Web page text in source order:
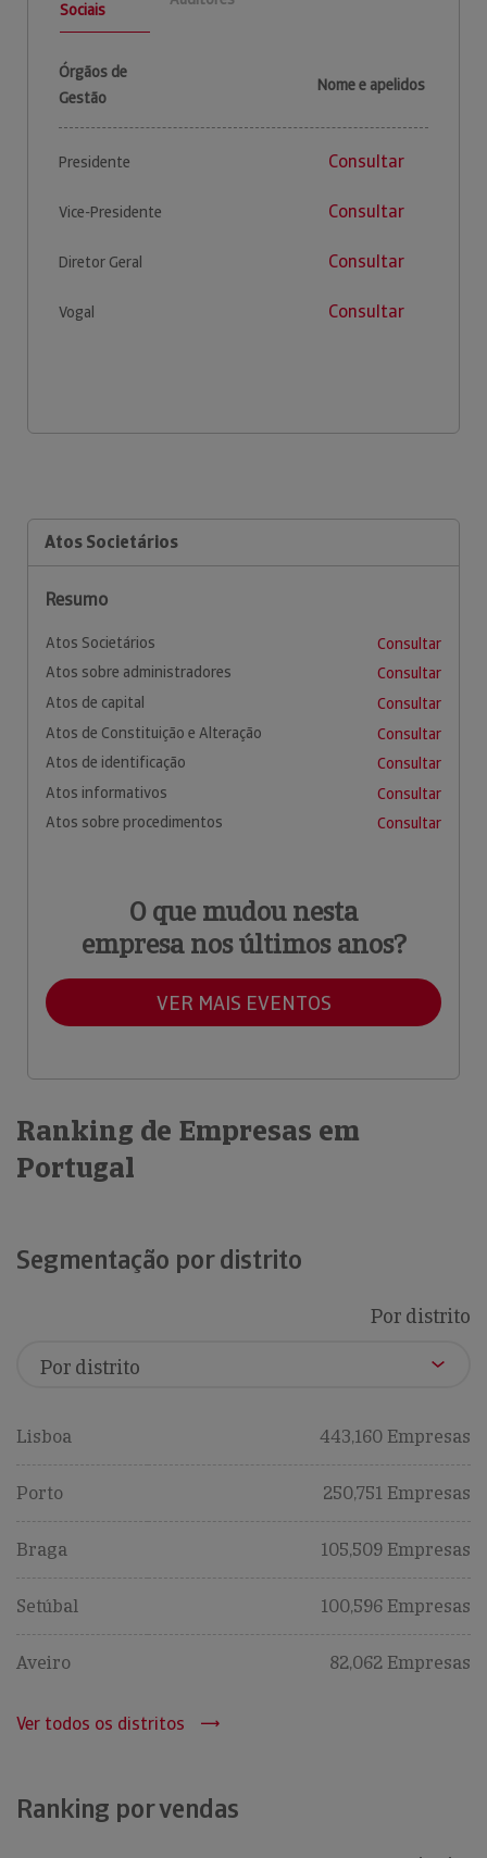
Sociais
Órgãos de
Gestão
Nome e apelidos
Presidente Consultar
Vice-Presidente Consultar
Diretor Geral Consultar
Vogal Consultar
Atos Societários
Resumo
Atos Societários
Consultar
Atos sobre administradores
Consultar
Atos de capital
Consultar
Atos de Constituição e Alteração
Consultar
Atos de identificação
Consultar
Atos informativos
Consultar
Atos sobre procedimentos
Consultar
O que mudou nesta
empresa nos últimos anos?
VER MAIS EVENTOS
Ranking de Empresas em
Portugal
Segmentação por distrito
Por distrito
Lisboa 443,160 Empresas
Porto 250,751 Empresas
Braga 105,509 Empresas
Setúbal 100,596 Empresas
Aveiro 82,062 Empresas
Ver todos os distritos
Ranking por vendas